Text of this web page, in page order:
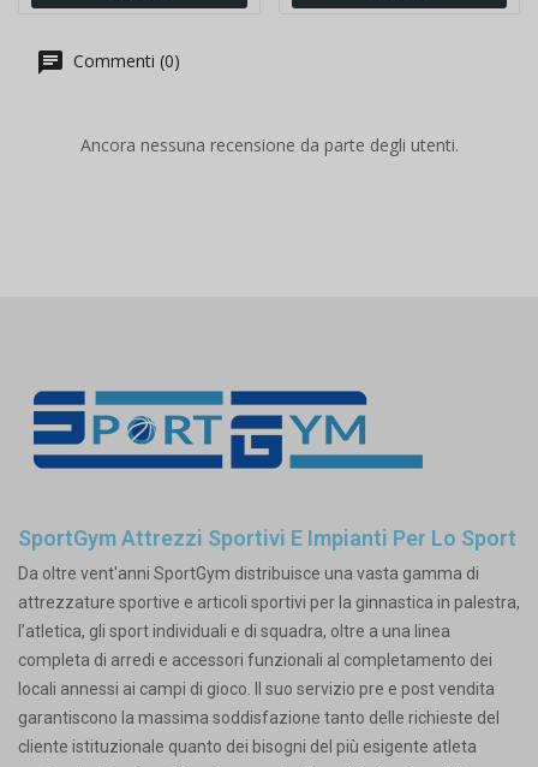
Commenti (0)
Ancora nessuna recensione da parte degli utenti.
SportGym Attrezzi Sportivi E Impianti Per Lo Sport
Da oltre vent'anni SportGym distribuisce una vasta gamma di
attrezzature sportive e articoli sportivi per la ginnastica in palestra,
l’atletica, gli sport individuali e di squadra, oltre a una linea
completa di arredi e accessori funzionali al completamento dei
locali annessi ai campi di gioco. Il suo servizio pre e post vendita
garantiscono la massima soddisfazione tanto delle richieste del
cliente istituzionale quanto dei bisogni del più esigente atleta